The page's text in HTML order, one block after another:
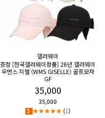
캘러웨이
증정 [한국캘러웨이정품] 26년 캘러웨이
우먼스 지젤 (WMS GISELLE) 골프모자
GF
35,000
35,000
5 ★★★★★ (1)